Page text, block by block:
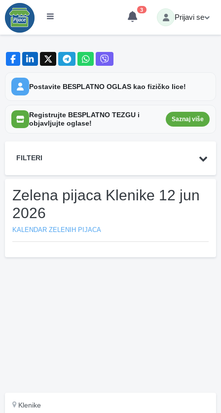
3
Prijavi se
Postavite BESPLATNO OGLAS kao fizičko lice!
Registrujte BESPLATNO TEZGU i
objavljujte oglase!
Saznaj više
FILTERI
Zelena pijaca Klenike 12 jun
2026
KALENDAR ZELENIH PIJACA
Klenike